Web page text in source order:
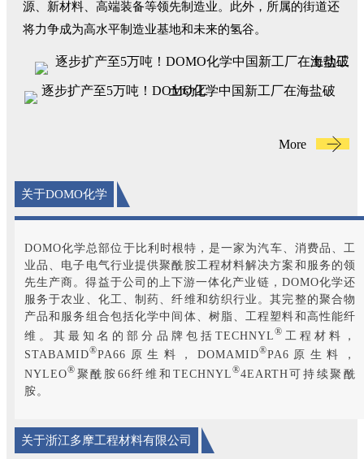
源、新材料、高端装备等领先制造业。此外，所属的街道还
将力争成为高水平制造业基地和未来的氢谷。
More
关于DOMO化学
DOMO化学总部位于比利时根特，是一家为汽车、消费品、工
业品、电子电气行业提供聚酰胺工程材料解决方案和服务的领
先生产商。得益于公司的上下游一体化产业链，DOMO化学还
服务于农业、化工、制药、纤维和纺织行业。其完整的聚合物
产品和服务组合包括化学中间体、树脂、工程塑料和高性能纤
维。其最知名的部分品牌包括TECHNYL® 工程材料，
STABAMID®PA66原生料，DOMAMID®PA6原生料，
NYLEO® 聚酰胺66纤维和TECHNYL®4EARTH可持续聚酰
胺。
关于浙江多摩工程材料有限公司